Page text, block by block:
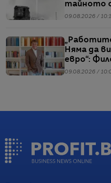
тайното
09.08.2026 /
Няма да
евро“:
Кучинели
09.08.2026 /